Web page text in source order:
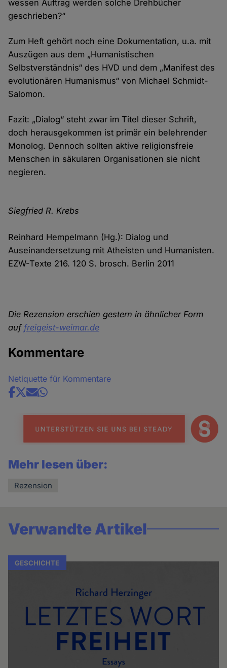
wessen Auftrag werden solche Drehbücher
geschrieben?“
Zum Heft gehört noch eine Dokumentation, u.a. mit
Auszügen aus dem „Humanistischen
Selbstverständnis“ des HVD und dem „Manifest des
evolutionären Humanismus“ von Michael Schmidt-
Salomon.
Fazit: „Dialog“ steht zwar im Titel dieser Schrift,
doch herausgekommen ist primär ein belehrender
Monolog. Dennoch sollten aktive religionsfreie
Menschen in säkularen Organisationen sie nicht
negieren.
Siegfried R. Krebs
Reinhard Hempelmann (Hg.): Dialog und
Auseinandersetzung mit Atheisten und Humanisten.
EZW-Texte 216. 120 S. brosch. Berlin 2011
Die Rezension erschien gestern in ähnlicher Form
auf freigeist-weimar.de
Kommentare
Netiquette für Kommentare
Share
news
Mehr lesen über:
Rezension
Verwandte Artikel
GESCHICHTE